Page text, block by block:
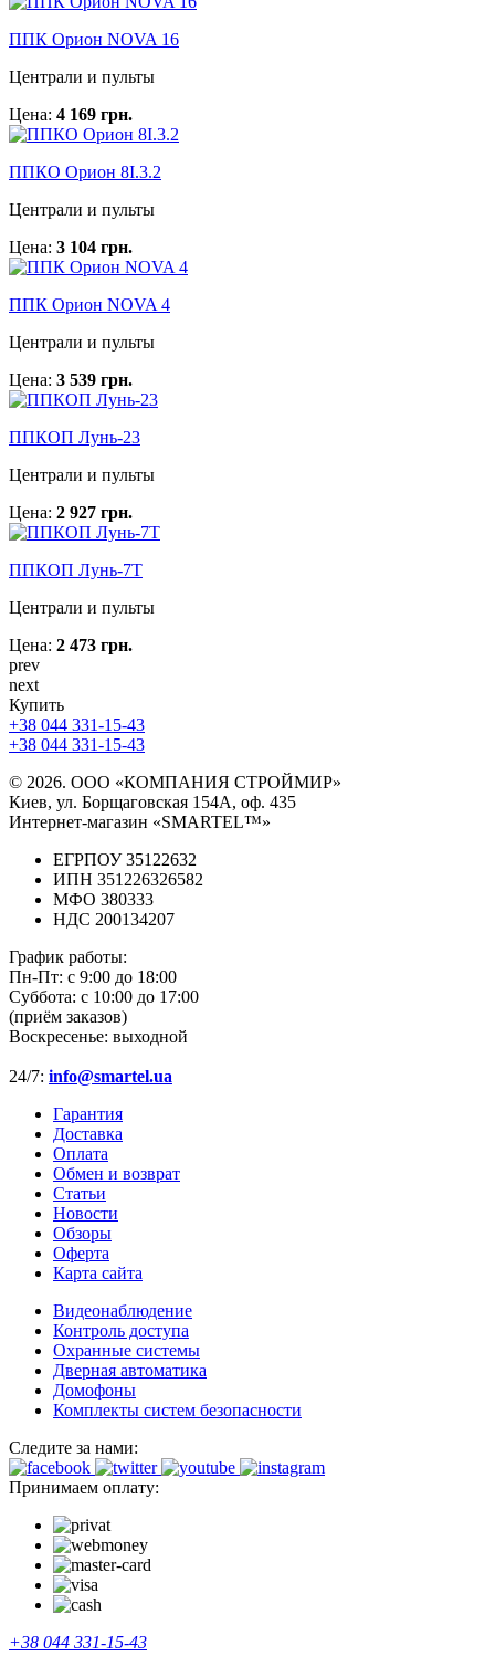
ППК Орион NOVA 16
Централи и пульты
Цена: 4 169 грн.
ППКО Орион 8I.3.2
Централи и пульты
Цена: 3 104 грн.
ППК Орион NOVA 4
Централи и пульты
Цена: 3 539 грн.
ППКОП Лунь-23
Централи и пульты
Цена: 2 927 грн.
ППКОП Лунь-7Т
Централи и пульты
Цена: 2 473 грн.
prev
next
Купить
+38 044 331-15-43
+38 044 331-15-43
© 2026. ООО «КОМПАНИЯ СТРОЙМИР»
Киев, ул. Борщаговская 154А, оф. 435
Интернет-магазин «SMARTEL™»
ЕГРПОУ 35122632
ИПН 351226326582
МФО 380333
НДС 200134207
График работы:
Пн-Пт: с 9:00 до 18:00
Суббота: с 10:00 до 17:00
(приём заказов)
Воскресенье: выходной
24/7: info@smartel.ua
Гарантия
Доставка
Оплата
Обмен и возврат
Статьи
Новости
Обзоры
Оферта
Карта сайта
Видеонаблюдение
Контроль доступа
Охранные системы
Дверная автоматика
Домофоны
Комплекты систем безопасности
Следите за нами:
Принимаем оплату:
+38 044 331-15-43